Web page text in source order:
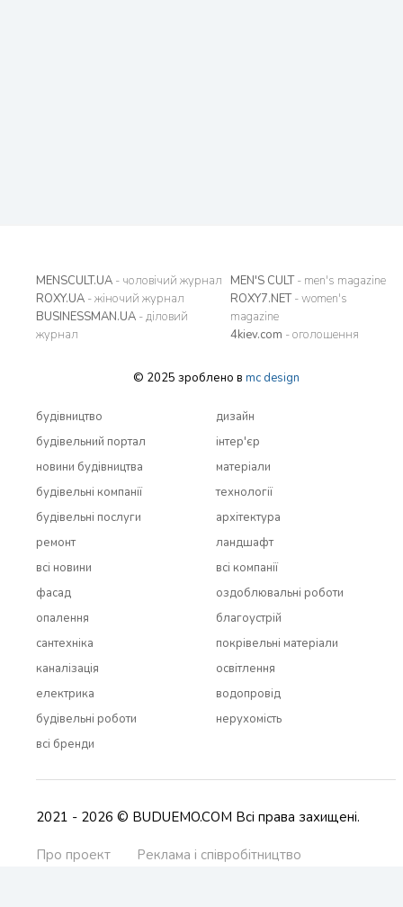
MENSCULT.UA - чоловічий журнал
ROXY.UA - жіночий журнал
BUSINESSMAN.UA - діловий
журнал
MEN'S CULT- men's magazine
ROXY7.NET- women's
magazine
4kiev.com - оголошення
© 2025 зроблено в mc design
будівництво
будівельний портал
новини будівництва
будівельні компанії
будівельні послуги
ремонт
всi новини
дизайн
інтер'єр
матеріали
технології
архітектура
ландшафт
всi компанії
фасад
опалення
сантехніка
каналізація
електрика
будівельні роботи
всi бренди
оздоблювальні роботи
благоустрій
покрівельні матеріали
освітлення
водопровід
нерухомість
2021 - 2026 © BUDUEMO.COM Всі права захищені.
Про проект
Реклама і співробітництво